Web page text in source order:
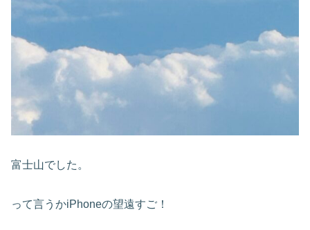
富士山でした。
って言うかiPhoneの望遠すご！